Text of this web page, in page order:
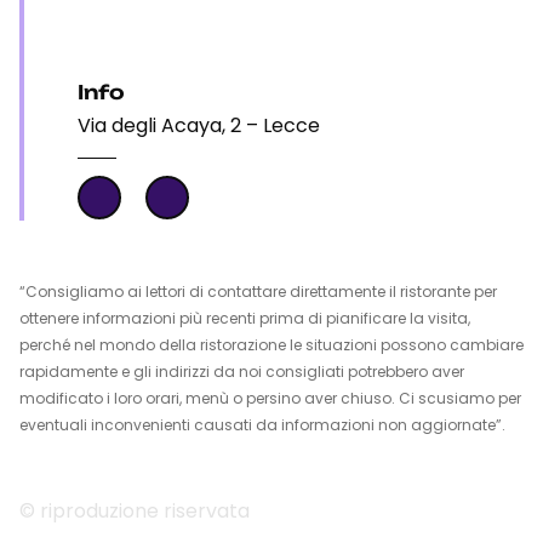
Info
Via degli Acaya, 2 – Lecce
“Consigliamo ai lettori di contattare direttamente il ristorante per
ottenere informazioni più recenti prima di pianificare la visita,
perché nel mondo della ristorazione le situazioni possono cambiare
rapidamente e gli indirizzi da noi consigliati potrebbero aver
modificato i loro orari, menù o persino aver chiuso. Ci scusiamo per
eventuali inconvenienti causati da informazioni non aggiornate”.
© riproduzione riservata